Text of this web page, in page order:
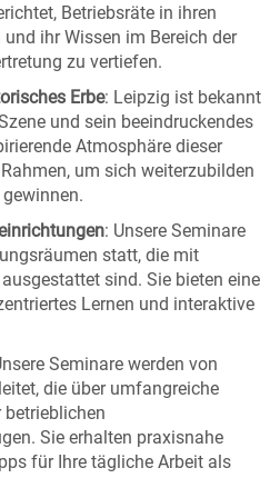
Betriebsräte in ihren
ihr Wissen im Bereich der
zu vertiefen.
Erbe: Leipzig ist bekannt
und sein beeindruckendes
Atmosphäre dieser
um sich weiterzubilden
: Unsere Seminare
statt, die mit
sind. Sie bieten eine
Lernen und interaktive
Seminare werden von
die über umfangreiche
betrieblichen
Sie erhalten praxisnahe
für Ihre tägliche Arbeit als